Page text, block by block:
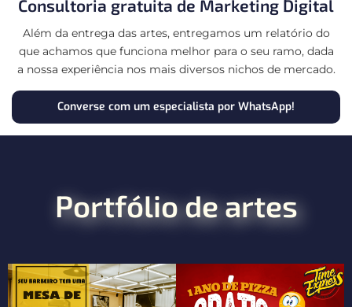
Consultoria gratuita de Marketing Digital
Além da entrega das artes, entregamos um relatório do
que achamos que funciona melhor para o seu ramo, dada
a nossa experiência nos mais diversos nichos de mercado.
Converse com um especialista por WhatsApp!
Portfólio de artes